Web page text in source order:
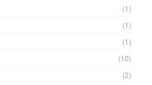
(1)
(1)
(1)
(10)
(2)